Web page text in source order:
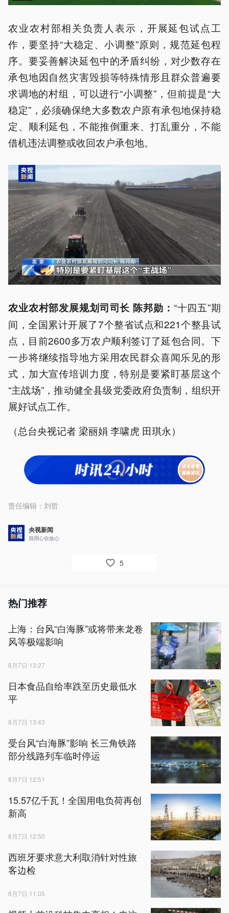
农业农村部相关负责人表示，开展延包试点工
作，要坚持“大稳定、小调整”原则，规范延包程
序。要妥善解决延包中的矛盾纠纷，对少数存在
承包地因自然灾害毁损等特殊情形且群众普遍要
求调地的村组，可以进行“小调整”，但前提是“大
稳定”，必须确保绝大多数农户原有承包地保持稳
定、顺利延包，不能推倒重来、打乱重分，不能
借机违法调整或收回农户承包地。
农业农村部发展规划司司长 陈邦勋： “十四五”期
间，全国累计开展了7个整省试点和221个整县试
点，目前2600多万农户顺利签订了延包合同。下
一步将继续指导地方采用农民群众喜闻乐见的形
式，加大宣传培训力度，特别是要紧盯基层这个
“主战场”，推动健全县级党委政府负责制，组织开
展好试点工作。
（总台央视记者 梁丽娟 李啸虎 田琪永）
责任编辑： 刘哲
央视新闻
我用心你放心
5
热门推荐
上海：台风“白海豚”或将带来龙卷
风等极端影响
8月7日 13:27
日本食品自给率跌至历史最低水
平
8月7日 13:43
受台风“白海豚”影响 长三角铁路
部分线路列车临时停运
8月7日 12:51
15.57亿千瓦！全国用电负荷再创
新高
8月7日 12:50
西班牙要求意大利取消针对性旅
客边检
8月7日 11:05